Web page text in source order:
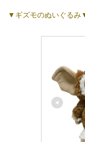
▼ギズモのぬいぐるみ